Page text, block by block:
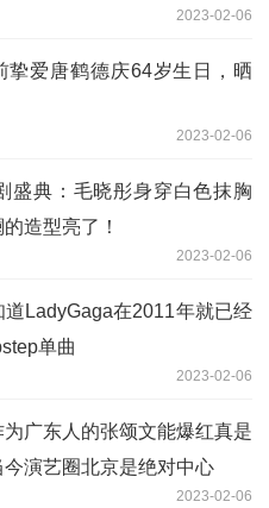
2023-02-06
挚爱唐鹤德庆64岁生日，晒
2023-02-06
盛典：毛晓彤身穿白色抹胸
造型亮了！
2023-02-06
道LadyGaga在2011年就已经
单曲
2023-02-06
广东人的张颂文能爆红真是
今演艺圈北京是绝对中心
2023-02-06